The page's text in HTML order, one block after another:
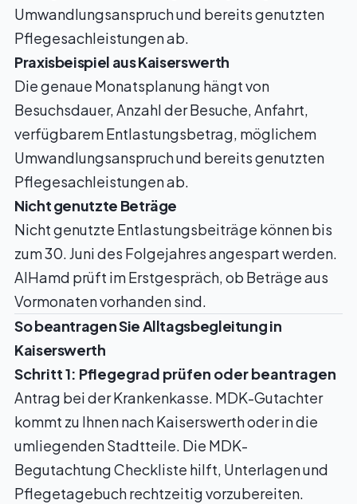
Umwandlungsanspruch und bereits genutzten
Pflegesachleistungen ab.
Praxisbeispiel aus Kaiserswerth
Die genaue Monatsplanung hängt von
Besuchsdauer, Anzahl der Besuche, Anfahrt,
verfügbarem Entlastungsbetrag, möglichem
Umwandlungsanspruch und bereits genutzten
Pflegesachleistungen ab.
Nicht genutzte Beträge
Nicht genutzte Entlastungsbeiträge können bis
zum 30. Juni des Folgejahres angespart werden.
AlHamd prüft im Erstgespräch, ob Beträge aus
Vormonaten vorhanden sind.
So beantragen Sie Alltagsbegleitung in
Kaiserswerth
Schritt 1: Pflegegrad prüfen oder beantragen
Antrag bei der Krankenkasse. MDK-Gutachter
kommt zu Ihnen nach Kaiserswerth oder in die
umliegenden Stadtteile. Die MDK-
Begutachtung Checkliste hilft, Unterlagen und
Pflegetagebuch rechtzeitig vorzubereiten.